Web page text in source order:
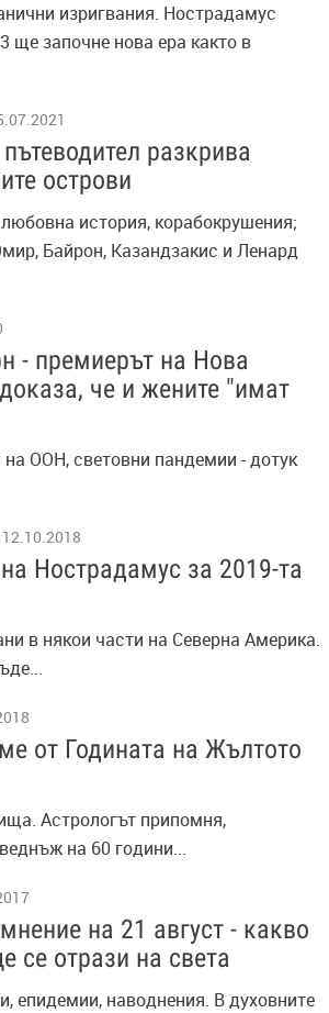
изригвания. Нострадамус
ще започне нова ера както в
разкрива
острови
любовна история, корабокрушения;
Байрон, Казандзакис и Ленард
- премиерът на Нова
че и жените "имат
ООН, световни пандемии - дотук
12.10.2018
Нострадамус за 2019-та
в някои части на Северна Америка.
от Годината на Жълтото
Астрологът припомня,
на 60 години...
на 21 август - какво
се отрази на света
епидемии, наводнения. В духовните